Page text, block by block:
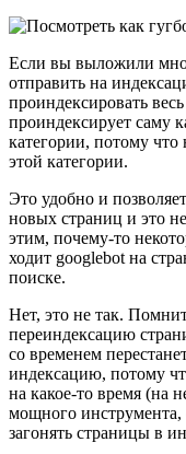
Если вы выложили
отправить на
проиндексировать
проиндексирует саму
категории, потому
этой категории.
Это удобно и
новых страниц и это
этим, почему-то
ходит googlebot на
поиске.
Нет, это не так.
переиндексацию
со временем
индексацию, потому
на какое-то время (на
мощного
загонять страницы в